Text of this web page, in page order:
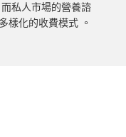
私人市場的營養諮
樣化的收費模式 。